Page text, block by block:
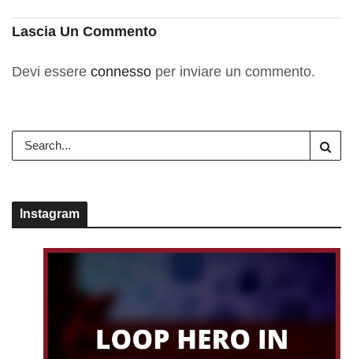
Lascia Un Commento
Devi essere connesso per inviare un commento.
Instagram